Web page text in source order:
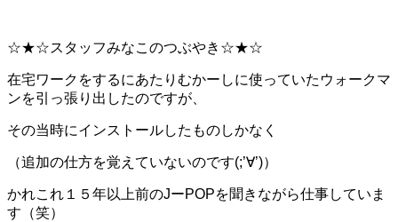
☆★☆スタッフみなこのつぶやき☆★☆
在宅ワークをするにあたりむかーしに使っていたウォークマ
ンを引っ張り出したのですが、
その当時にインストールしたものしかなく
（追加の仕方を覚えていないのです(;’∀’)）
かれこれ１５年以上前のJーPOPを聞きながら仕事していま
す（笑）